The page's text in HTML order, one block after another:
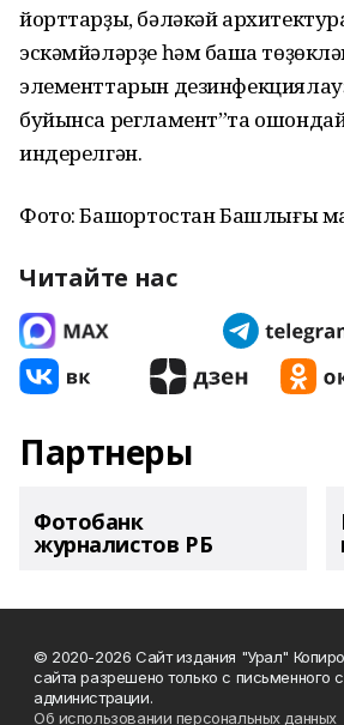
йорттарҙы, бәләкәй
эскәмйәләрҙе һәм башҡа
элементтарын
буйынса регламент”та
индерелгән.
Фото: Башҡортостан Башлығы
Читайте нас
Партнеры
Фотобанк
журналистов РБ
© 2020-2026 Сайт издания "Урал"
сайта разрешено только с письменного
администрации.
Об использовании персональных данных